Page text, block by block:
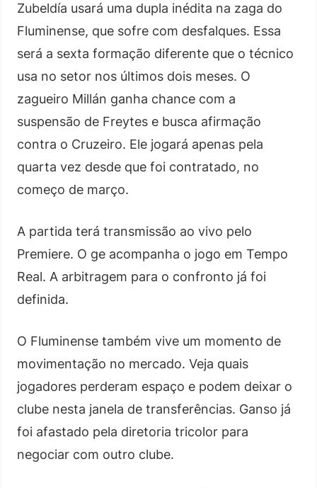
Zubeldía usará uma dupla inédita na zaga do
Fluminense, que sofre com desfalques. Essa
será a sexta formação diferente que o técnico
usa no setor nos últimos dois meses. O
zagueiro Millán ganha chance com a
suspensão de Freytes e busca afirmação
contra o Cruzeiro. Ele jogará apenas pela
quarta vez desde que foi contratado, no
começo de março.
A partida terá transmissão ao vivo pelo
Premiere. O ge acompanha o jogo em Tempo
Real. A arbitragem para o confronto já foi
definida.
O Fluminense também vive um momento de
movimentação no mercado. Veja quais
jogadores perderam espaço e podem deixar o
clube nesta janela de transferências. Ganso já
foi afastado pela diretoria tricolor para
negociar com outro clube.